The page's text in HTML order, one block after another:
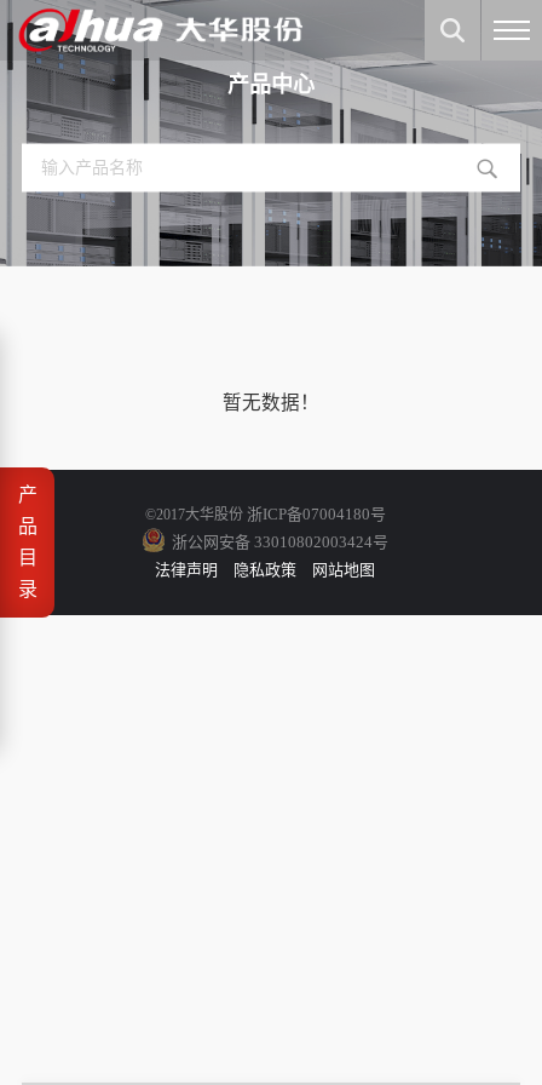
产品中心
产
品
目
录
暂无数据！
©2017大华股份 浙ICP备07004180号
浙公网安备 33010802003424号
法律声明
隐私政策 网站地图